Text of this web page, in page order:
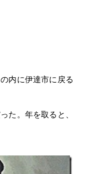
内に伊達市に戻る
た。年を取ると、